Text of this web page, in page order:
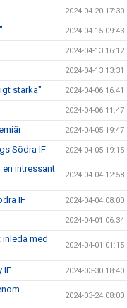
2024-04-20 17:30
2024-04-15 09:43
2024-04-13 16:12
2024-04-13 13:31
starka" 2024-04-06 16:41
2024-04-06 11:47
2024-04-05 19:47
Södra IF 2024-04-05 19:15
en intressant
2024-04-04 12:58
IF 2024-04-04 08:00
2024-04-01 06:34
med
2024-04-01 01:15
IF 2024-03-30 18:40
2024-03-24 08:00